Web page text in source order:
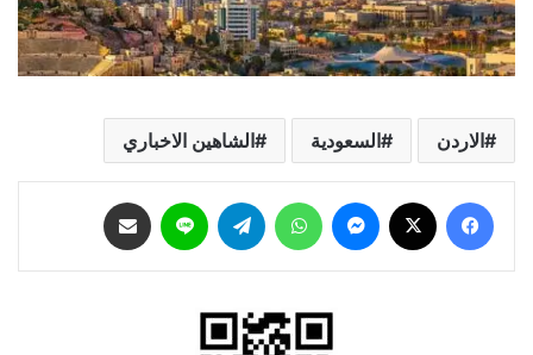
الاردن السعودية الشاهين الاخباري
فيسبوك ماسنجر واتساب تيلقرام لاين